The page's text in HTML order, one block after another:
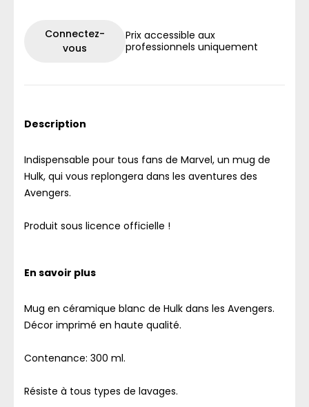
Connectez-
vous
Prix accessible aux
professionnels uniquement
Description
Indispensable pour tous fans de Marvel, un mug de
Hulk, qui vous replongera dans les aventures des
Avengers.
Produit sous licence officielle !
En savoir plus
Mug en céramique blanc de Hulk dans les Avengers.
Décor imprimé en haute qualité.
Contenance: 300 ml.
Résiste à tous types de lavages.